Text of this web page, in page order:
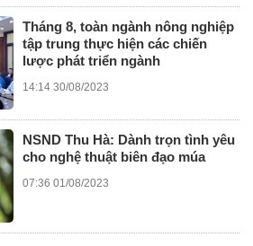
Tháng 8, toàn ngành nông nghiệp
tập trung thực hiện các chiến
lược phát triển ngành
14:14 30/08/2023
NSND Thu Hà: Dành trọn tình yêu
cho nghệ thuật biên đạo múa
07:36 01/08/2023